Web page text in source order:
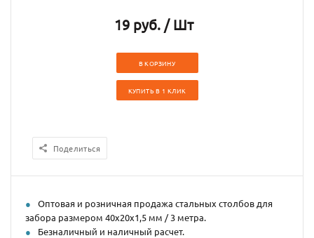
19 руб. / Шт
В КОРЗИНУ
КУПИТЬ В 1 КЛИК
Поделиться
Оптовая и розничная продажа стальных столбов для
забора размером 40х20х1,5 мм / 3 метра.
Безналичный и наличный расчет.